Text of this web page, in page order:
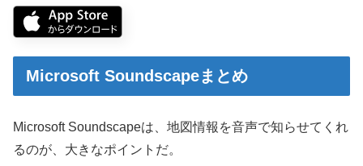
Microsoft Soundscapeまとめ
Microsoft Soundscapeは、地図情報を音声で知らせてくれ
るのが、大きなポイントだ。